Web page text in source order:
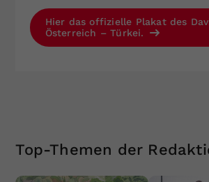
Hier das offizielle Plakat des
Österreich – Türkei.
Top-Themen der